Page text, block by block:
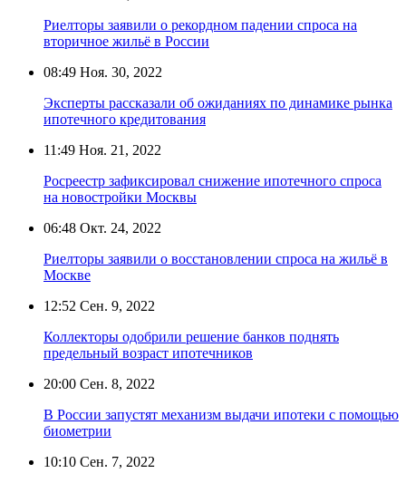
Риелторы заявили о рекордном падении спроса на
вторичное жильё в России
08:49 Ноя. 30, 2022
Эксперты рассказали об ожиданиях по динамике рынка
ипотечного кредитования
11:49 Ноя. 21, 2022
Росреестр зафиксировал снижение ипотечного спроса
на новостройки Москвы
06:48 Окт. 24, 2022
Риелторы заявили о восстановлении спроса на жильё в
Москве
12:52 Сен. 9, 2022
Коллекторы одобрили решение банков поднять
предельный возраст ипотечников
20:00 Сен. 8, 2022
В России запустят механизм выдачи ипотеки с помощью
биометрии
10:10 Сен. 7, 2022